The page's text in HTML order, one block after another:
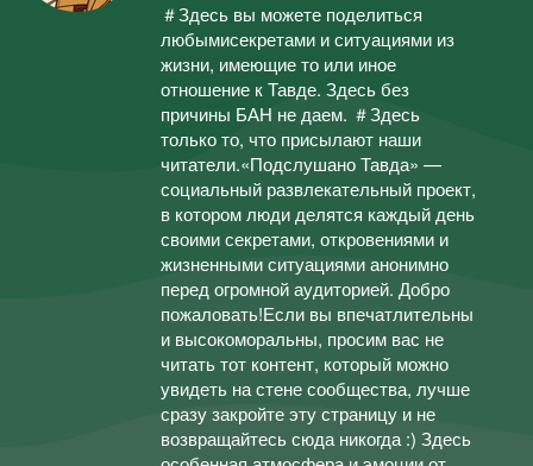
＃Здесь вы можете поделиться
любымисекретами и ситуациями из
жизни, имеющие то или иное
отношение к Тавде. Здесь без
причины БАН не даем. ＃Здесь
только то, что присылают наши
читатели.«Подслушано Тавда» —
социальный развлекательный проект,
в котором люди делятся каждый день
своими секретами, откровениями и
жизненными ситуациями анонимно
перед огромной аудиторией. Добро
пожаловать!Если вы впечатлительны
и высокоморальны, просим вас не
читать тот контент, который можно
увидеть на стене сообщества, лучше
сразу закройте эту страницу и не
возвращайтесь сюда никогда :) Здесь